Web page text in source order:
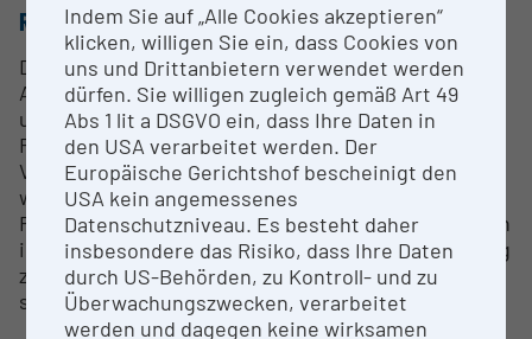
RESEARCH SERVICES
Das elektronische Laborbuch der JKU steht allen
Angehörigen der Universität zur freien Verfügung
und dient primär der Dokumentation von
Forschungsarbeit, Lehrtätigkeiten und anderen
Verwaltungsaufgaben unter anerkannten,
wissenschaftlichen Methoden und Prinzipien (z.B.
FAIR) . Externe Einrichtungen und Personen können
im Rahmen von Kooperationen, auf Anfrage, Zugang
zum System bekommen. Bei Interesse melden Sie
sich bitte beim angegebenen Kontakt.
Indem Sie auf „Alle Cookies akzeptieren“
klicken, willigen Sie ein, dass Cookies von
uns und Drittanbietern verwendet werden
dürfen. Sie willigen zugleich gemäß Art 49
Abs 1 lit a DSGVO ein, dass Ihre Daten in
den USA verarbeitet werden. Der
Europäische Gerichtshof bescheinigt den
USA kein angemessenes
Datenschutzniveau. Es besteht daher
insbesondere das Risiko, dass Ihre Daten
durch US-Behörden, zu Kontroll- und zu
Überwachungszwecken, verarbeitet
werden und dagegen keine wirksamen